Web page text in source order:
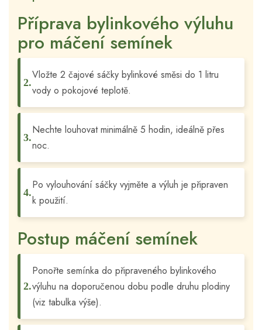
Příprava bylinkového výluhu
pro máčení semínek
Vložte 2 čajové sáčky bylinkové směsi do 1 litru
vody o pokojové teplotě.
Nechte louhovat minimálně 5 hodin, ideálně přes
noc.
Po vylouhování sáčky vyjměte a výluh je připraven
k použití.
Postup máčení semínek
Ponořte semínka do připraveného bylinkového
výluhu na doporučenou dobu podle druhu plodiny
(viz tabulka výše).